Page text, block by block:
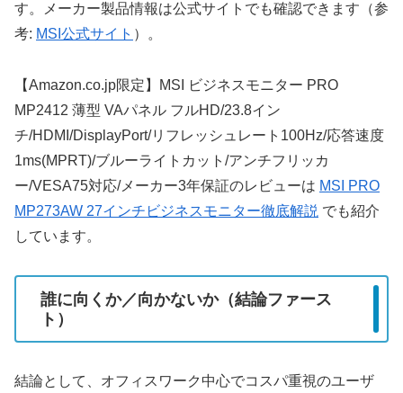
す。メーカー製品情報は公式サイトでも確認できます（参
考: MSI公式サイト ）。
【Amazon.co.jp限定】MSI ビジネスモニター PRO
MP2412 薄型 VAパネル フルHD/23.8イン
チ/HDMI/DisplayPort/リフレッシュレート100Hz/応答速度
1ms(MPRT)/ブルーライトカット/アンチフリッカ
ー/VESA75対応/メーカー3年保証のレビューは MSI PRO
MP273AW 27インチビジネスモニター徹底解説 でも紹介
しています。
誰に向くか／向かないか（結論ファース
ト）
結論として、オフィスワーク中心でコスパ重視のユーザ